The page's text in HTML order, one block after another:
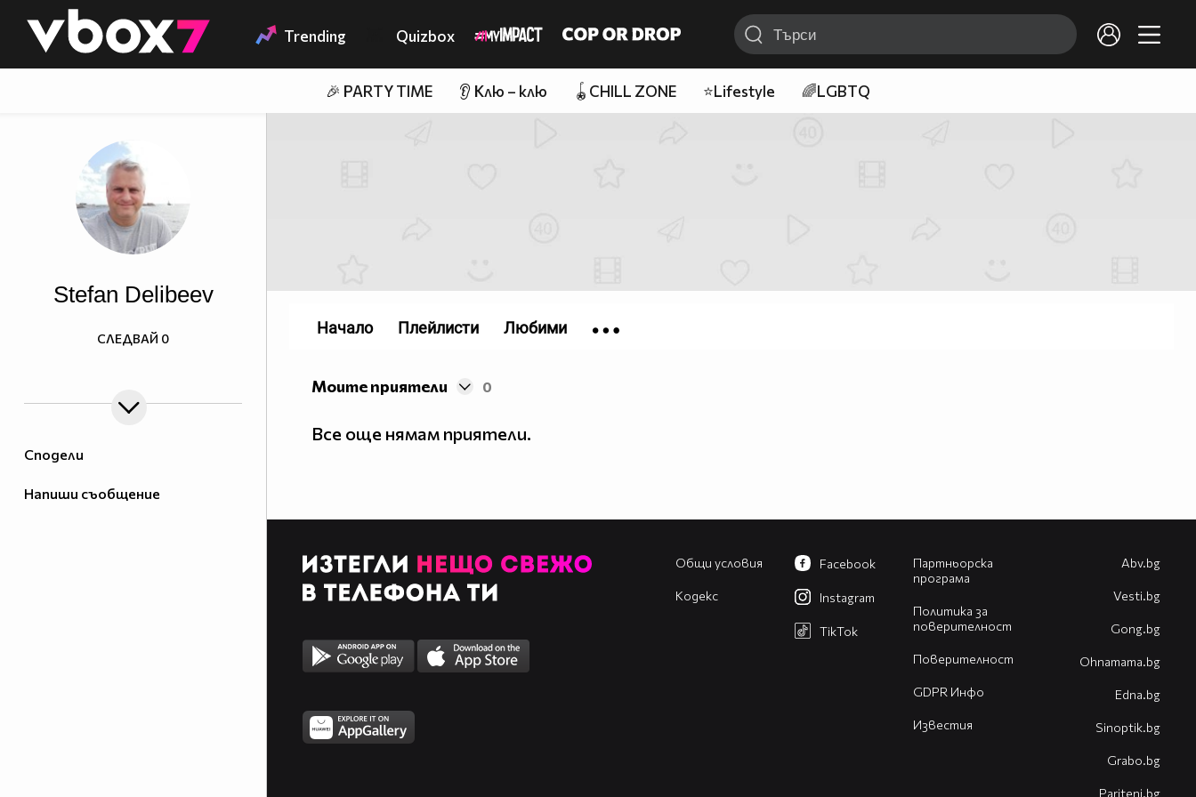
👾 Trending Quizbox
🎉 PARTY TIME 👂 Клю – клю 🪀CHILL ZONE ⭐Lifestyle 🌈LGBTQ
Сподели
Напиши съобщение
Stefan Delibeev
СЛЕДВАЙ 0
Моите приятели 0
Все още нямам приятели.
Начало Плейлисти Любими
Общи условия
Кодекс
Партньорска
програма
Политика за
поверителност
Поверителност
GDPR Инфо
Известия
Facebook
Instagram
TikTok
Abv.bg
Vesti.bg
Gong.bg
Оhnamama.bg
Edna.bg
Sinoptik.bg
Grabo.bg
Pariteni.bg